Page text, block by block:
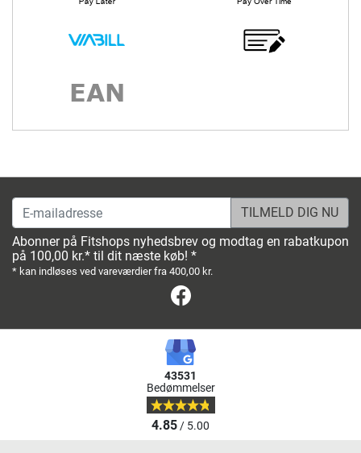
E-mailadresse
Abonner på Fitshops nyhedsbrev og modtag en rabatkupon
på 100,00 kr.* til dit næste køb! *
* kan indløses ved vareværdier fra 400,00 kr.
43531
Bedømmelser
4.85/ 5.00